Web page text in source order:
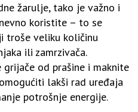
žarulje, tako je važno i
koristite – to se
troše veliku količinu
ili zamrzivača.
od prašine i maknite
lakši rad uređaja
potrošnje energije.